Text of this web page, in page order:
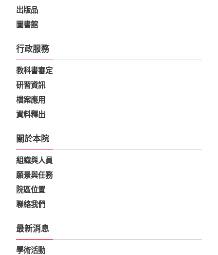
出版品
圖書館
行政服務
教科書審定
研習資訊
檔案應用
資料釋出
關於本院
組織與人員
願景與任務
院區位置
聯絡我們
最新消息
學術活動